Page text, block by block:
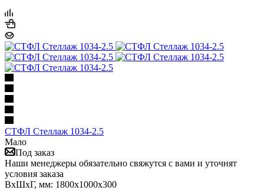
СТФЛ Стеллаж 1034-2.5
Мало
Под заказ
Наши менеджеры обязательно свяжутся с вами и уточнят
условия заказа
ВхШхГ, мм: 1800x1000x300